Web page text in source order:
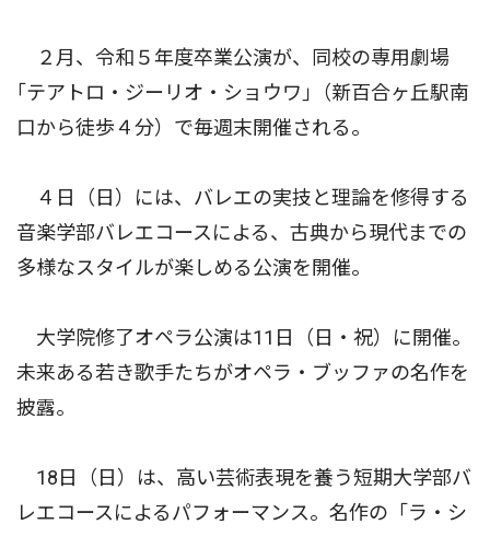
２月、令和５年度卒業公演が、同校の専用劇場
｢テアトロ・ジーリオ・ショウワ｣（新百合ヶ丘駅南
口から徒歩４分）で毎週末開催される。
４日（日）には、バレエの実技と理論を修得する
音楽学部バレエコースによる、古典から現代までの
多様なスタイルが楽しめる公演を開催。
大学院修了オペラ公演は11日（日・祝）に開催。
未来ある若き歌手たちがオペラ・ブッファの名作を
披露。
18日（日）は、高い芸術表現を養う短期大学部バ
レエコースによるパフォーマンス。名作の「ラ・シ